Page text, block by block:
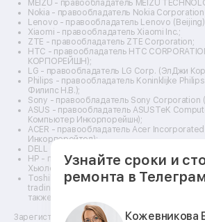
Ремонт снегоуборщиков
MEIZU - правообладатель MEIZU
Nokia - правообладатель Nokia
Lenovo - правообладатель Lenovo
Xiaomi - правообладатель Xiaomi Inc.;
ZTE - правообладатель ZTE Corporation;
HTC - правообладатель HTC
КОРПОРЕЙШН);
LG - правообладатель LG Corp. (ЭлДжи
Philips - правообладатель Koninklijke Philips
Филипс Н.В.);
Sony - правообладатель Sony Corporation
ASUS - правообладатель ASUSTeK
Компьютер Инкорпорейшн);
ACER - правообладатель Acer
Инкорпорейтед);
DELL - правообладатель Dell Inc.(Делл Инк.);
HP - правообладатель HP Hewlett-Packard
Хьюлетт Паккард Груп ЛЛК);
Toshiba - правообладатель KABUSHIKI
trading as Toshiba Corporation
также торгующая как Тосиба Корпорейшн).
Зарегистрированные товарные знаки
Узнайте сроки и
ремонта в
Кожевникова